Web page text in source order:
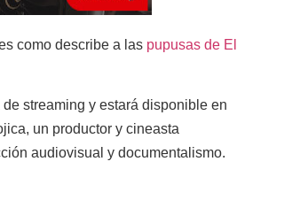
como describe a las pupusas de El
streaming y estará disponible en
un productor y cineasta
audiovisual y documentalismo.